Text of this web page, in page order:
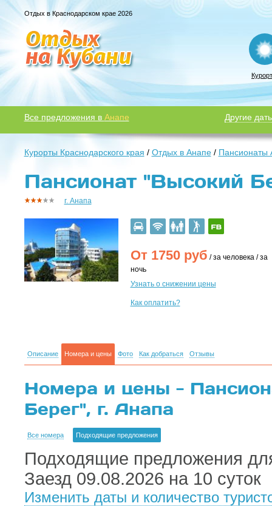
Отдых в Краснодарском крае 2026
Все предложения в Анапе Другие
Курорты Краснодарского края / Отдых в Анапе/ Пансионаты
Пансионат "Высокий
г. Анапа
От 1750руб / за человека / за
ночь
Узнать о снижении цены
Как оплатить?
Описание Номера и цены Фото Как добраться Отзывы
Номера и цены -
Берег", г. Анапа
Все номера Подходящие предложения
Подходящие предложения
Заезд 09.08.2026 на 10 суток
Изменить даты и количество